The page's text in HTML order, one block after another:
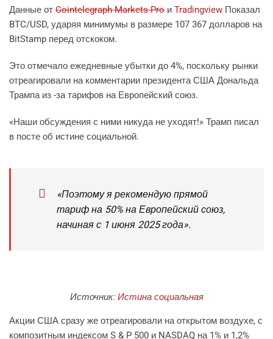
Данные от Cointelegraph Markets Pro и Tradingview Показал
BTC/USD, ударяя минимумы в размере 107 367 долларов на
BitStamp перед отскоком.
Это отмечало ежедневные убытки до 4%, поскольку рынки
отреагировали на комментарии президента США Дональда
Трампа из -за тарифов на Европейский союз.
«Наши обсуждения с ними никуда не уходят!» Трамп писал
в посте об истине социальной.
«Поэтому я рекомендую прямой
тариф на 50% на Европейский союз,
начиная с 1 июня 2025 года».
Источник:Истина социальная
Акции США сразу же отреагировали на открытом воздухе, с
композитным индексом S & P 500 и NASDAQ на 1% и 1,2%